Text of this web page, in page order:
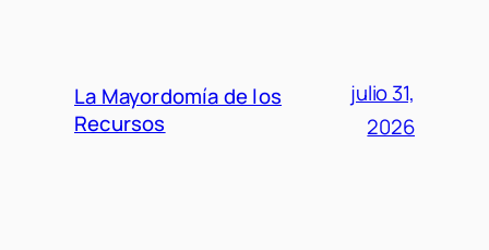
La Mayordomía de los
Recursos
julio 31,
2026